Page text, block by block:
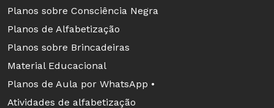
Seria muito interessante que a exposição fosse
filmada, para que se pudesse utilizar em
possível, grave em áudio e depois transcreva
Planos sobre Consciência Negra
Planos de Alfabetização
Planos sobre Brincadeiras
Material Educacional
Planos de Aula por WhatsApp •
Atividades de alfabetização